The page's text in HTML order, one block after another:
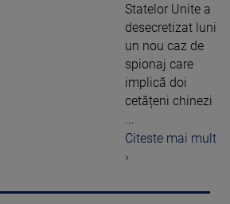
Statelor Unite a
desecretizat luni
un nou caz de
spionaj care
implică doi
cetățeni chinezi
Citeste mai mult
›